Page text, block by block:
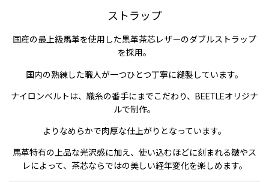
ストラップ
国産の最上級馬革を使用した黒革茶芯レザーのダブルストラップ
を採用。
国内の熟練した職人が一つひとつ丁寧に縫製しています。
ナイロンベルトは、織糸の番手にまでこだわり、BEETLEオリジナ
ルで制作。
よりなめらかで肉厚な仕上がりとなっています。
馬革特有の上品な光沢感に加え、使い込むほどに刻まれる皺やス
レによって、茶芯ならではの美しい経年変化を楽しめます。